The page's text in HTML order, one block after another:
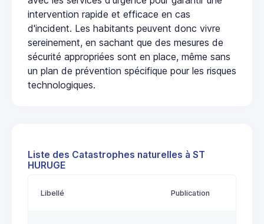
intervention rapide et efficace en cas
d'incident. Les habitants peuvent donc vivre
sereinement, en sachant que des mesures de
sécurité appropriées sont en place, même sans
un plan de prévention spécifique pour les risques
technologiques.
Liste des Catastrophes naturelles à ST
HURUGE
Libellé Publication